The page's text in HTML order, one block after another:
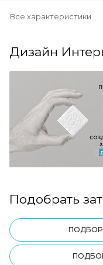
Все характеристики
Дизайн
Подобрать
ПОДБОР